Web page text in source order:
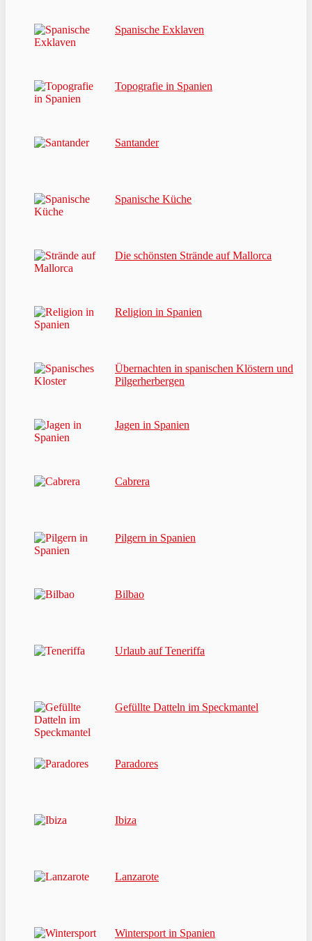
Spanische Exklaven
Topografie in Spanien
Santander
Spanische Küche
Die schönsten Strände auf Mallorca
Religion in Spanien
Übernachten in spanischen Klöstern und
Pilgerherbergen
Jagen in Spanien
Cabrera
Pilgern in Spanien
Bilbao
Urlaub auf Teneriffa
Gefüllte Datteln im Speckmantel
Paradores
Ibiza
Lanzarote
Wintersport in Spanien